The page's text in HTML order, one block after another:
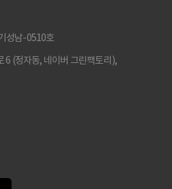
성남-0510호
6 (정자동, 네이버 그린팩토리),